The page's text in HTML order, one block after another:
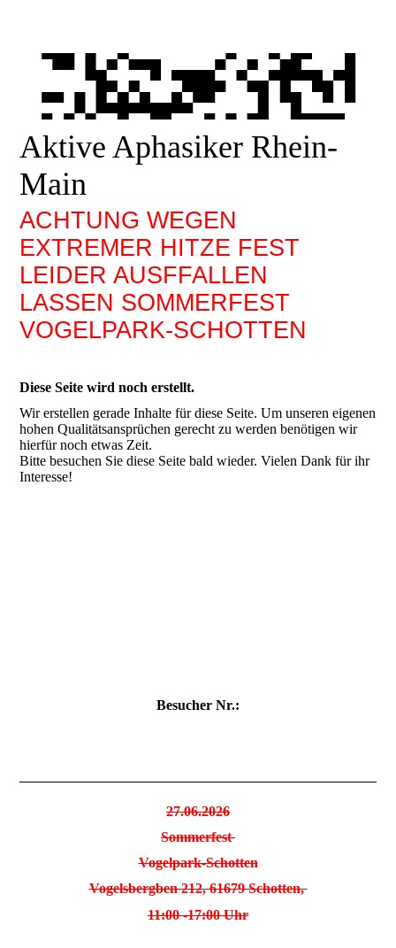
Aktive Aphasiker Rhein-
Main
ACHTUNG WEGEN
EXTREMER HITZE FEST
LEIDER AUSFFALLEN
LASSEN SOMMERFEST
VOGELPARK-SCHOTTEN
Diese Seite wird noch erstellt.
Wir erstellen gerade Inhalte für diese Seite. Um unseren eigenen
hohen Qualitätsansprüchen gerecht zu werden benötigen wir
hierfür noch etwas Zeit.
Bitte besuchen Sie diese Seite bald wieder. Vielen Dank für ihr
Interesse!
Besucher Nr.:
27.06.2026
Sommerfest
Vogelpark-Schotten
Vogelsbergben 212, 61679 Schotten,
11:00 -17:00 Uhr